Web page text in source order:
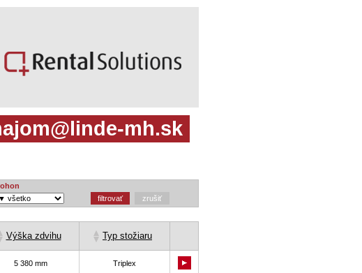
5 380 mm Triplex
mh.sk